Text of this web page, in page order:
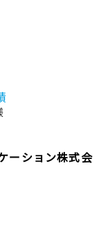
ーション株式会